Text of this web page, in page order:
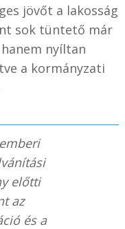
jövőt a lakosság
sok tüntető már
nyíltan
a kormányzati
előtti
az
és a